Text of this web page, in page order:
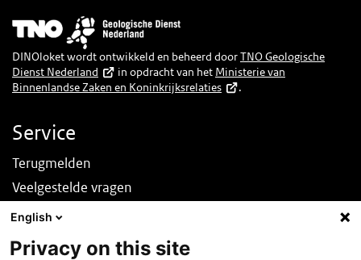
Afbeelding
DINOloket wordt ontwikkeld en beheerd doorTNO Geologische
Dienst Nederland
in opdracht van het Ministerie van
Binnenlandse Zaken en Koninkrijksrelaties
.
Service
Terugmelden
Veelgestelde vragen
Nieuws
English
English
Privacy on this site